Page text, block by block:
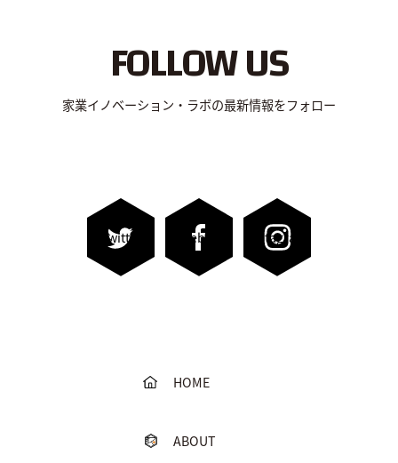
FOLLOW US
家業イノベーション・ラボの最新情報をフォロー
Twitter Facebook Instagram
HOME
ABOUT